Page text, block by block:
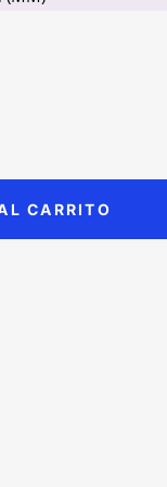
CARRITO